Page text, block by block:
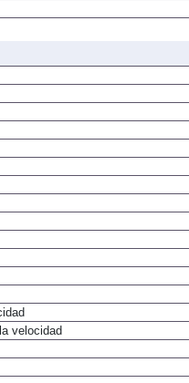
velocidad